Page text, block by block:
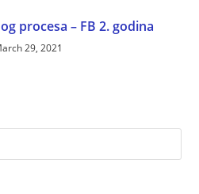
procesa – FB 2. godina
29, 2021